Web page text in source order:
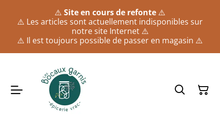
⚠️ Site en cours de refonte ⚠️
⚠️ Les articles sont actuellement indisponibles sur
notre site Internet ⚠️
⚠️ Il est toujours possible de passer en magasin ⚠️